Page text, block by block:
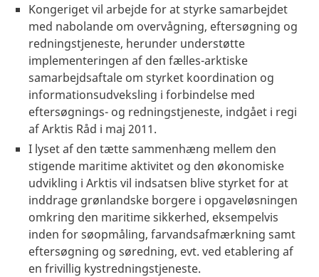
Kongeriget vil arbejde for at styrke samarbejdet
med nabolande om overvågning, eftersøgning og
redningstjeneste, herunder understøtte
implementeringen af den fælles-arktiske
samarbejdsaftale om styrket koordination og
informationsudveksling i forbindelse med
eftersøgnings- og redningstjeneste, indgået i regi
af Arktis Råd i maj 2011.
I lyset af den tætte sammenhæng mellem den
stigende maritime aktivitet og den økonomiske
udvikling i Arktis vil indsatsen blive styrket for at
inddrage grønlandske borgere i opgaveløsningen
omkring den maritime sikkerhed, eksempelvis
inden for søopmåling, farvandsafmærkning samt
eftersøgning og søredning, evt. ved etablering af
en frivillig kystredningstjeneste.